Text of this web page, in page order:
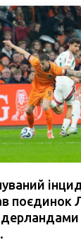
поєдинок